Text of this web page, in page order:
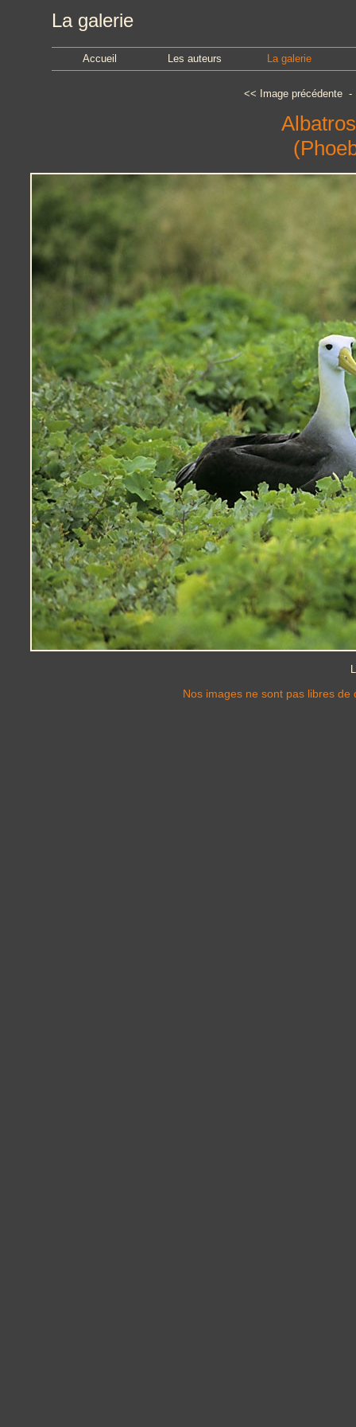
La galerie
Accueil Les auteurs La galerie
<< Image précédente
Nos images ne sont pas libres